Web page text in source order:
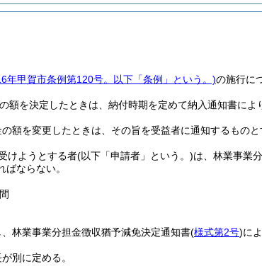
年甲賀市条例第120号。以下「条例」という。)の施行に
の額を決定したときは、納付時期を定めて納入通知書に
額を変更したときは、その旨を受益者に通知するものと
けようとする者(以下「申請者」という。)は、林業事業
ならない。
林業事業分担金徴収猶予減免決定通知書(様式第2号)に
別に定める。